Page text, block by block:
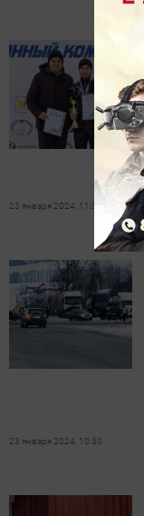
23 января 2024, 11:30
23 января 2024, 10:30